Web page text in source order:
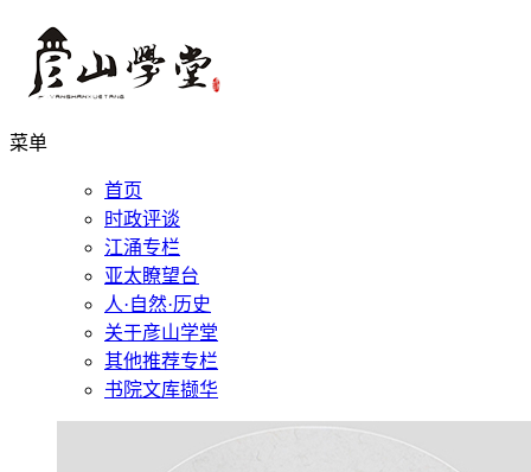
菜单
首页
时政评谈
江涌专栏
亚太瞭望台
人·自然·历史
关于彦山学堂
其他推荐专栏
书院文库撷华